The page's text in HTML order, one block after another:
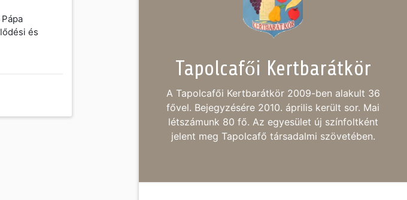
és
Tapolcafői Kertbarátkör
A Tapolcafői Kertbarátkör 2009-ben alakult 36
fővel. Bejegyzésére 2010. április került sor. Mai
létszámunk 80 fő. Az egyesület új színfoltként
jelent meg Tapolcafő társadalmi szövetében.